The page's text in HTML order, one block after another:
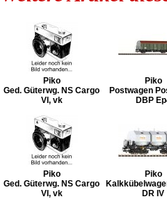
Piko
Ged. Güterwg. NS Cargo
VI, vk
Piko
Postwagen
DBP
Piko
Ged. Güterwg. NS Cargo
VI, vk
Piko
DR IV